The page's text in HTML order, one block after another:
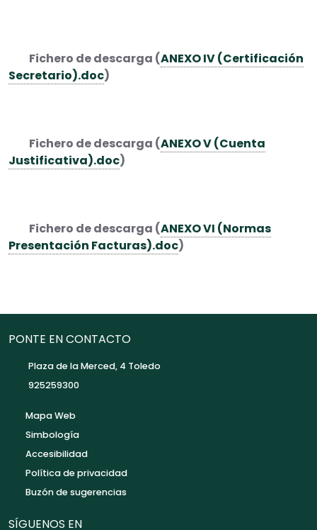
Fichero de descarga (ANEXO IV (Certificación
Secretario).doc)
Fichero de descarga (ANEXO V (Cuenta
Justificativa).doc)
Fichero de descarga (ANEXO VI (Normas
Presentación Facturas).doc)
PONTE EN CONTACTO
Plaza de la Merced, 4 Toledo
925259300
Mapa Web
Simbología
Accesibilidad
Política de privacidad
Buzón de sugerencias
SÍGUENOS EN